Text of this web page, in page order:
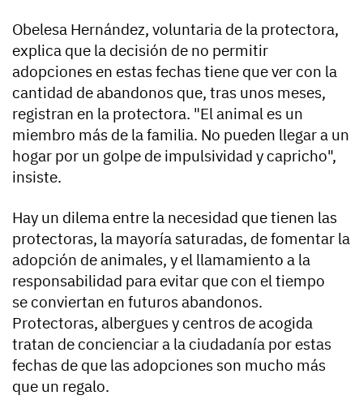
Obelesa Hernández, voluntaria de la protectora,
explica que la decisión de no permitir
adopciones en estas fechas tiene que ver con la
cantidad de abandonos que, tras unos meses,
registran en la protectora. "El animal es un
miembro más de la familia. No pueden llegar a un
hogar por un golpe de impulsividad y capricho",
insiste.
Hay un dilema entre la necesidad que tienen las
protectoras, la mayoría saturadas, de fomentar la
adopción de animales, y el llamamiento a la
responsabilidad para evitar que con el tiempo
se conviertan en futuros abandonos.
Protectoras, albergues y centros de acogida
tratan de concienciar a la ciudadanía por estas
fechas de que las adopciones son mucho más
que un regalo.